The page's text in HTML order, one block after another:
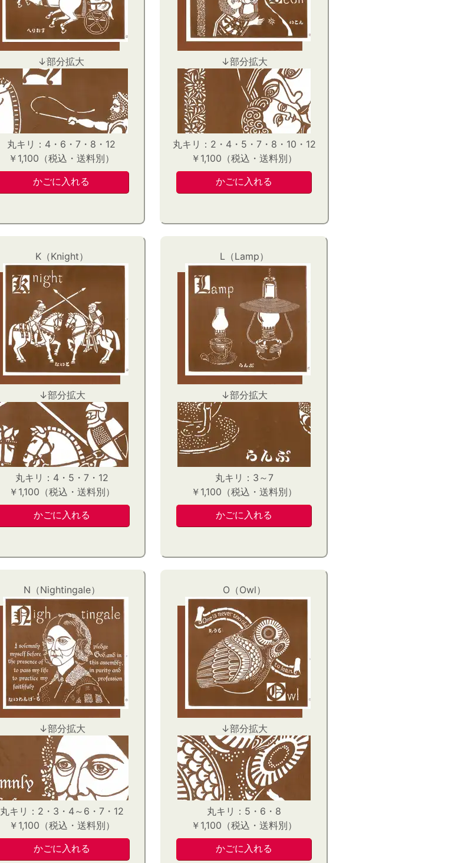
↓部分拡大
丸キリ：4・6・7・8・12
￥1,100（税込・送料別）
↓部分拡大
丸キリ：2・4・5・7・8・10・12
￥1,100（税込・送料別）
K（Knight）
↓部分拡大
丸キリ：4・5・7・12
￥1,100（税込・送料別）
L（Lamp）
↓部分拡大
丸キリ：3～7
￥1,100（税込・送料別）
N（Nightingale）
↓部分拡大
丸キリ：2・3・4～6・7・12
￥1,100（税込・送料別）
O（Owl）
↓部分拡大
丸キリ：5・6・8
￥1,100（税込・送料別）